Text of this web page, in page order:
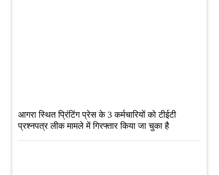
आगरा स्थित प्रिंटिंग प्रेस के 3 कर्मचारियों को टीईटी
प्रश्नपत्र लीक मामले में गिरफ्तार किया जा चुका है